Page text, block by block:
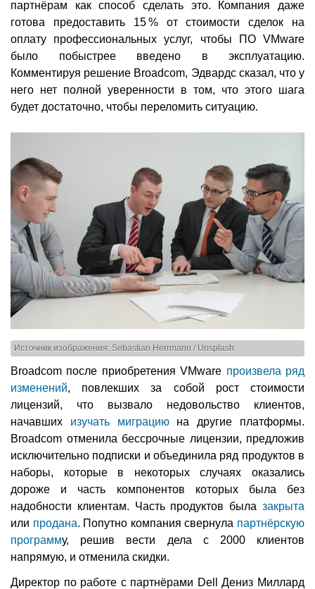
партнёрам как способ сделать это. Компания даже
готова предоставить 15 % от стоимости сделок на
оплату профессиональных услуг, чтобы ПО VMware
было побыстрее введено в эксплуатацию.
Комментируя решение Broadcom, Эдвардс сказал, что у
него нет полной уверенности в том, что этого шага
будет достаточно, чтобы переломить ситуацию.
Источник изображения: Sebastian Herrmann / Unsplash
Broadcom после приобретения VMware произвела ряд
изменений, повлекших за собой рост стоимости
лицензий, что вызвало недовольство клиентов,
начавших изучать миграциюна другие платформы.
Broadcom отменила бессрочные лицензии, предложив
исключительно подписки и объединила ряд продуктов в
наборы, которые в некоторых случаях оказались
дороже и часть компонентов которых была без
надобности клиентам. Часть продуктов была закрыта
или продана. Попутно компания свернула партнёрскую
программу, решив вести дела с 2000 клиентов
напрямую, и отменила скидки.
Директор по работе с партнёрами Dell Дениз Миллард